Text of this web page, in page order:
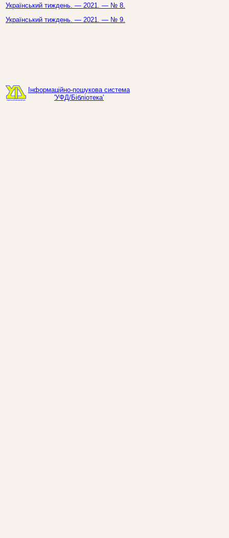
Український тиждень. — 2021. — № 8.
Український тиждень. — 2021. — № 9.
Інформаційно-пошукова система
'УФД/Бібліотека'